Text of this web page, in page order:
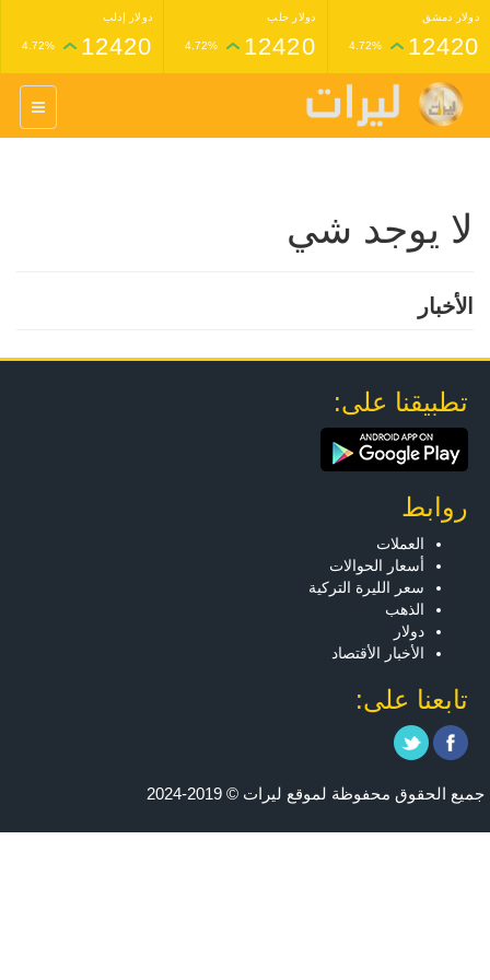
دولار دمشق
12420
4.72%
دولار حلب
12420
4.72%
دولار إدلب
12420
4.72%
غرام عيار 24 ذهب
1,398,000
4.33%
1,227,000
لا يوجد شي
الأخبار
تطبيقنا على:
روابط
العملات
أسعار الحوالات
سعر الليرة التركية
الذهب
دولار
الأخبار الأقتصاد
تابعنا على:
جميع الحقوق محفوظة لموقع ليرات © 2019-2024